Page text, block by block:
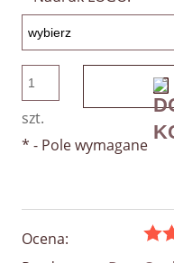
szt.
* - Pole wymagane
Ocena: